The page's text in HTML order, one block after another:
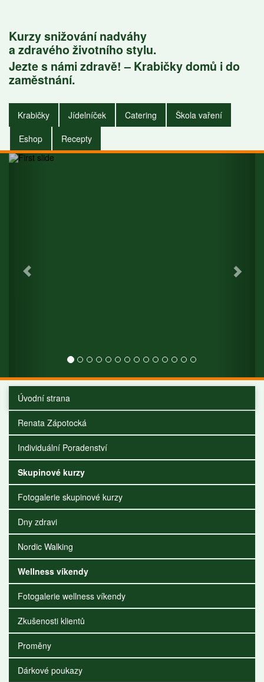
Kurzy snižování nadváhy
a zdravého životního stylu.
Jezte s námi zdravě! – Krabičky domů i do
zaměstnání.
Krabičky Jídelníček Catering
Škola vaření
Eshop
Recepty
Krabičky do
zaměstnání i do
domu.
Úvodní strana
Renata Zápotocká
Individuální Poradenství
Skupinové kurzy
Fotogalerie skupinové kurzy
Dny zdravi
Nordic Walking
Wellness víkendy
Fotogalerie wellness víkendy
Zkušenosti klientů
Proměny
Dárkové poukazy